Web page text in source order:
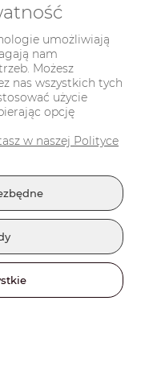
programista,
IT
umożliwiają
nam
Możesz
nas wszystkich tych
użycie
opcję
w naszej Polityce